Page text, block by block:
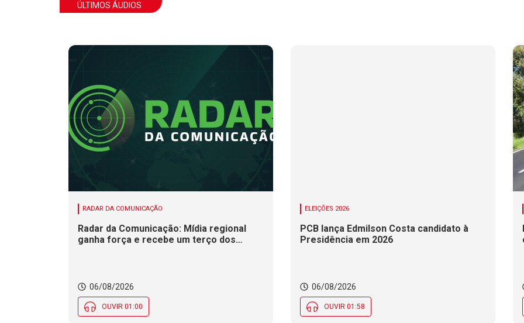
ÚLTIMOS ÁUDIOS
RADAR DA COMUNICAÇÃO
Radar da Comunicação: Mídia regional
ganha força e recebe um terço dos
06/08/2026
OUVIR 01:00
ELEIÇÕES 2026
PCB lança Edmilson Costa candidato à
Presidência em 2026
06/08/2026
OUVIR 01:58